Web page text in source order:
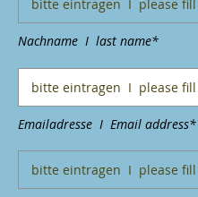
Nachname I last name*
Emailadresse I Email address*